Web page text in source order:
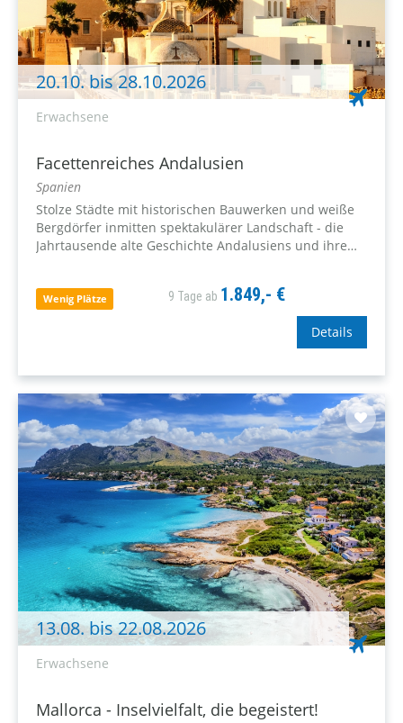
20.10. bis 28.10.2026
Erwachsene
Facettenreiches Andalusien
Spanien
Stolze Städte mit historischen Bauwerken und weiße
Bergdörfer inmitten spektakulärer Landschaft - die
Jahrtausende alte Geschichte Andalusiens und ihre
Wenig Plätze 9 Tage ab 1.849,- €
Details
13.08. bis 22.08.2026
Erwachsene
Mallorca - Inselvielfalt, die begeistert!